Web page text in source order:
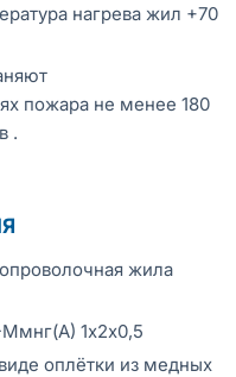
нагрева жил +70
пожара не менее 180
.
жила
1х2х0,5
оплётки из медных